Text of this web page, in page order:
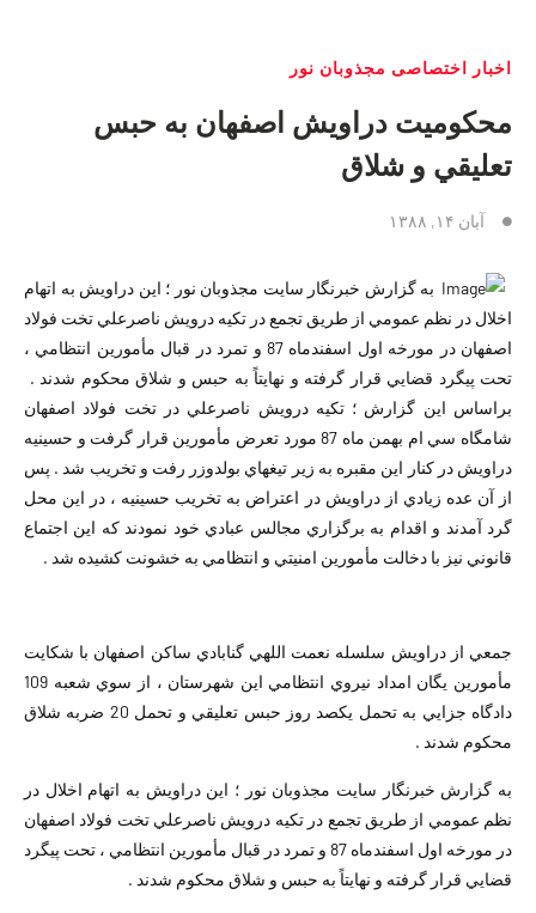
اخبار اختصاصی مجذوبان نور
محكوميت دراويش اصفهان به حبس
تعليقي و شلاق
آبان ۱۴, ۱۳۸۸
به گزارش خبرنگار سايت مجذوبان نور ؛ اين دراويش به اتهام
اخلال در نظم عمومي از طريق تجمع در تكيه درويش ناصرعلي تخت فولاد
اصفهان در مورخه اول اسفندماه 87 و تمرد در قبال مأمورين انتظامي ،
تحت پيگرد قضايي قرار گرفته و نهايتاً به حبس و شلاق محكوم شدند .
براساس اين گزارش ؛ تكيه درويش ناصرعلي در تخت فولاد اصفهان
شامگاه سي ام بهمن ماه 87 مورد تعرض مأمورين قرار گرفت و حسينيه
دراويش در كنار اين مقبره به زير تيغهاي بولدوزر رفت و تخريب شد . پس
از آن عده زيادي از دراويش در اعتراض به تخريب حسينيه ، در اين محل
گرد آمدند و اقدام به برگزاري مجالس عبادي خود نمودند كه اين اجتماع
قانوني نيز با دخالت مأمورين امنيتي و انتظامي به خشونت كشيده شد .
جمعي از دراويش سلسله نعمت اللهي گنابادي ساكن اصفهان با شكايت
مأمورين يگان امداد نيروي انتظامي اين شهرستان ، از سوي شعبه 109
دادگاه جزايي به تحمل يكصد روز حبس تعليقي و تحمل 20 ضربه شلاق
محكوم شدند .
به گزارش خبرنگار سايت مجذوبان نور ؛ اين دراويش به اتهام اخلال در
نظم عمومي از طريق تجمع در تكيه درويش ناصرعلي تخت فولاد اصفهان
در مورخه اول اسفندماه 87 و تمرد در قبال مأمورين انتظامي ، تحت پيگرد
قضايي قرار گرفته و نهايتاً به حبس و شلاق محكوم شدند .